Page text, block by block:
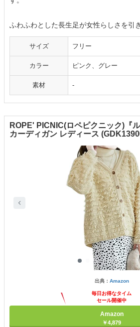
ふわふわとした長生足が女性らしさを引
サイズ フリー
カラー ピンク、グレー
素材 ‐
ROPE' PICNIC(ロペピクニック)『
カーディガン レディース
出典： Amazon
毎日お得なタイム
セール開催中
Amazon
￥4,879